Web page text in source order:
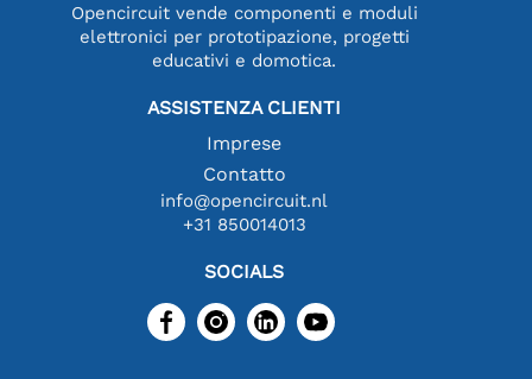
Opencircuit vende componenti e moduli
elettronici per prototipazione, progetti
educativi e domotica.
ASSISTENZA CLIENTI
Imprese
Contatto
info@opencircuit.nl
+31 850014013
SOCIALS